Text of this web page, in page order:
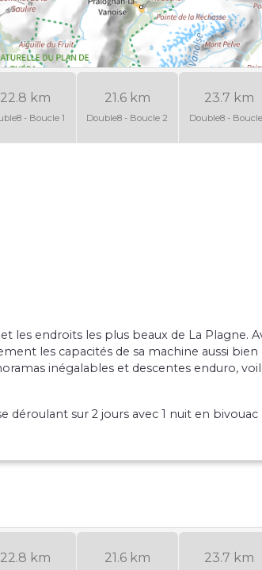
22.8 km
- Boucle 1
21.6 km
Double8 - Boucle 2
23.7 km
Double8 -
les endroits les plus beaux de La Plagne.
les capacités de sa machine aussi
inégalables et descentes enduro,
déroulant sur 2 jours avec 1 nuit en
22.8 km 21.6 km 23.7 km